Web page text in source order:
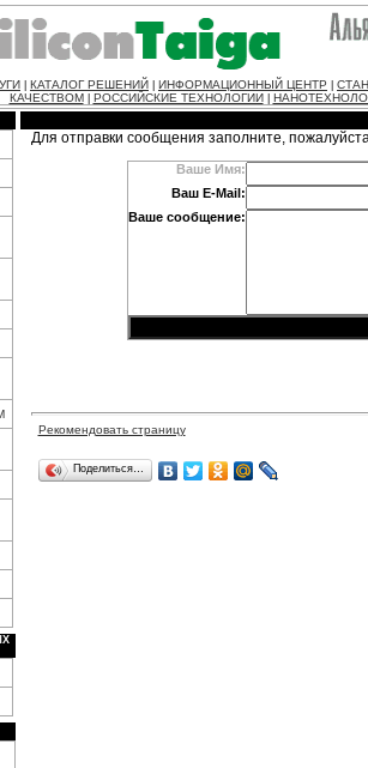
КАТАЛОГ РЕШЕНИЙ ИНФОРМАЦИОННЫЙ ЦЕНТР
КАЧЕСТВОМ
РОССИЙСКИЕ ТЕХНОЛОГИИ
Для отправки сообщения заполните,
Ваше Имя:
Ваш E-Mail:
Ваше сообщение:
Рекомендовать страницу
Поделиться…